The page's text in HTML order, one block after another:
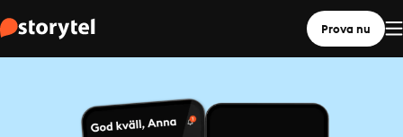
Prova nu